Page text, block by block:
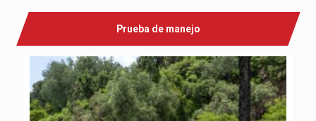
Prueba de manejo